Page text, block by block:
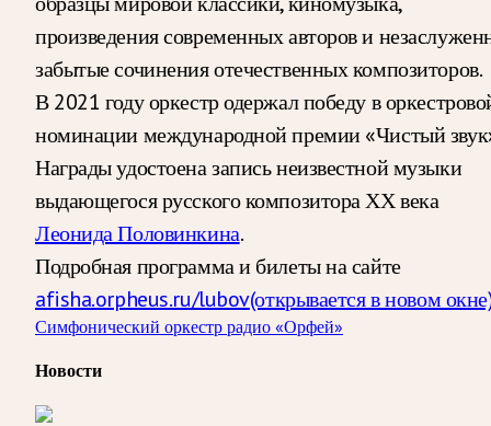
произведения современных авторов и
забытые сочинения отечественных композиторов.
В 2021 году оркестр одержал победу в
номинации международной премии «Чистый
Награды удостоена запись неизвестной музыки
выдающегося русского композитора ХХ века
Леонида Половинкина.
Подробная программа и билеты на сайте
afisha.orpheus.ru/lubov(открывается в новом
Симфонический оркестр радио «Орфей»
Новости